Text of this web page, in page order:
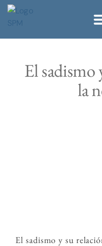
El sadismo
la
El sadismo y su